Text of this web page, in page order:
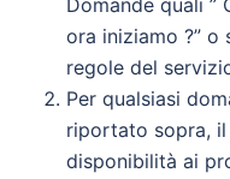
Domande quali ”
ora iniziamo ?”
regole del
Per qualsiasi
riportato sopra,
disponibilità ai